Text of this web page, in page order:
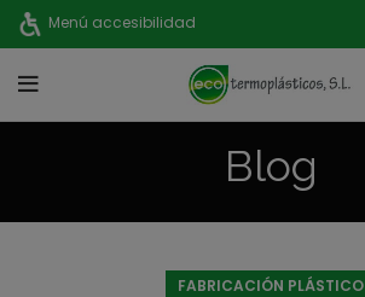
Menú accesibilidad
Blog
FABRICACIÓN PLÁSTICO